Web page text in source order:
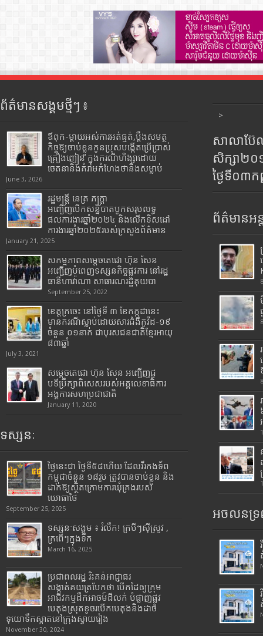
ព័ត៌មានសង្គមថ្មីៗ ៖
ឪពុក-ម្ដាយអស់ការអត់ធ្មត់,ប្ដឹងសមត្ថ
កិច្ចឱ្យចាប់ខ្លួនកូនប្រុសបង្កើតប្រើប្រាស់
គ្រឿងញៀន ក្នុងករណីហិង្សាដោយ
ចេតនានិងគំរាមកំហែងថានឹងសម្លាប់
June 3, 2026
រដ្ឋមន្រ្តី​ នេត្រ​ ភក្ត្រា​
អញ្ជើញបើកសន្និបាតបូកសរុបលទ្ធ
ផលការងារឆ្នាំ២០២៤ និងលើកទិសដៅ
ការងារឆ្នាំ២០២៥របស់​ក្រសួង​ព័ត៌មាន​
January 21, 2025
សកម្មភាពសម្តេចតេជោ ហ៊ុន សែន
អញ្ជើញបំពេញទស្សនកិច្ចផ្លូវការ នៅរដ្ឋ
ធានីហាវ៉ាណា សាធារណរដ្ឋគុយបា
September 25, 2022
ខេត្តក្រចេះ នៅថ្ងៃទី ៣ ខែកក្កដានេះ
មានករណីស្លាប់ដោយសារជំងឺកូវីដ-១៩
ចំនួន ០១នាក់ ជាបុរសជនជាតិខ្មែរអាយុ
៨៣ឆ្នាំ
July 3, 2021
សម្តេចតេជោ ហ៊ុន សែន អញ្ជើញជួ
បទីប្រឹក្សាពិសេសរបស់អគ្គលេខាធិការ
អង្គការសហប្រជាជាតិ
January 11, 2020
ទស្សនៈ
ថ្ងៃនេះជា ថ្ងៃទី៥៨ហើយ ដែលវីរកងទ័ព
កម្ពុជាចំនួន ១៨រូប ត្រូវបានចាប់ខ្លួន និង
ដាក់ឱ្យស្ថិតក្រោមការឃុំគ្រងរបស់
យោធាថៃ
September 25, 2025
ទស្សនៈសង្គម ៖ រំលឹក! ក្របីៗស៊ីស្រូវ ,
ក្រពើៗក្នុងទឹក
March 16, 2025
ប្រជាពលរដ្ឋ រិះគន់អាជ្ញាធរ
សង្កាត់គយត្របែកថា បើកដៃឲ្យក្រុម
អាជីវកម្មដឹកអាចម៍ដីលក់ បំផ្លាញផ្លូវ
បេតុងស្រុតខូចរបើកបេតុងនិងដាច់
ទុយោទឹកស្អាតនៅក្រុងស្វាយរៀង
November 30, 2024
>
សាលាប៊ែ
សិក្សា២
ថ្ងៃទី០៣
ព័ត៌មានអន្
អចលនទ្រ